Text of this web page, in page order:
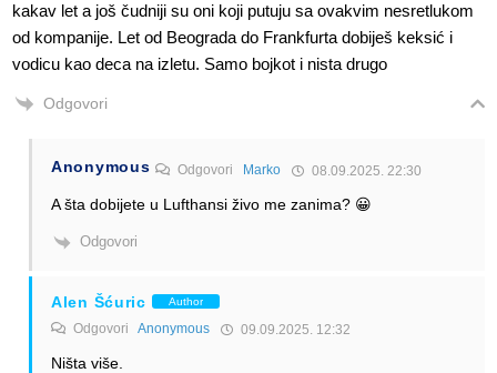
kakav let a još čudniji su oni koji putuju sa ovakvim nesretlukom
od kompanije. Let od Beograda do Frankfurta dobiješ keksić i
vodicu kao deca na izletu. Samo bojkot i nista drugo
Odgovori
Anonymous Odgovori Marko 08.09.2025. 22:30
A šta dobijete u Lufthansi živo me zanima? 😀
Odgovori
Alen Šćuric Author
Odgovori Anonymous 09.09.2025. 12:32
Ništa više.